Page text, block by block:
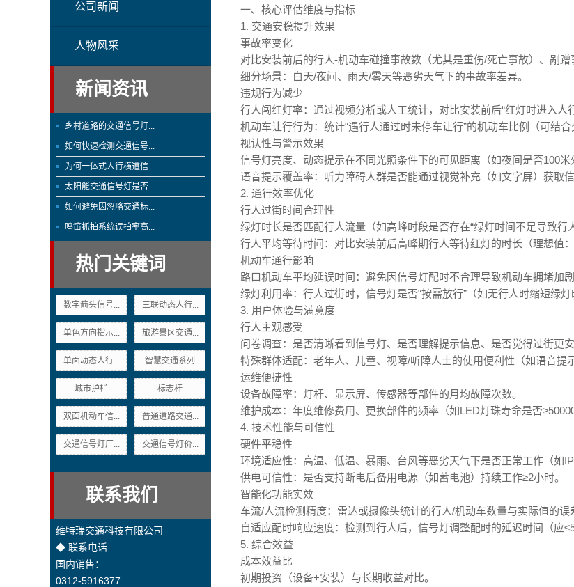
公司新闻
人物风采
新闻资讯
乡村道路的交通信号灯...
如何快速检测交通信号...
为何一体式人行横道信...
太阳能交通信号灯是否...
如何避免因忽略交通标...
鸣笛抓拍系统误拍率高...
热门关键词
数字箭头信号... 三联动态人行...
单色方向指示... 旅游景区交通...
单面动态人行... 智慧交通系列
城市护栏 标志杆
双面机动车信... 普通道路交通...
交通信号灯厂... 交通信号灯价...
联系我们
维特瑞交通科技有限公司
◆ 联系电话
国内销售：
0312-5916377
一、核心评估维度与指标
1. 交通安稳提升效果
事故率变化
对比安装前后的行人-机动车碰撞事故数（尤其是重伤/死亡事故）、剐蹭
细分场景：白天/夜间、雨天/雾天等恶劣天气下的事故率差异。
违规行为减少
行人闯红灯率：通过视频分析或人工统计，对比安装前后“红灯时进入人
机动车让行行为：统计“遇行人通过时未停车让行”的机动车比例（可结合
视认性与警示效果
信号灯亮度、动态提示在不同光照条件下的可见距离（如夜间是否100米
语音提示覆盖率：听力障碍人群是否能通过视觉补充（如文字屏）获取信
2. 通行效率优化
行人过街时间合理性
绿灯时长是否匹配行人流量（如高峰时段是否存在“绿灯时间不足导致行
行人平均等待时间：对比安装前后高峰期行人等待红灯的时长（理想值：
机动车通行影响
路口机动车平均延误时间：避免因信号灯配时不合理导致机动车拥堵加剧
绿灯利用率：行人过街时，信号灯是否“按需放行”（如无行人时缩短绿灯
3. 用户体验与满意度
行人主观感受
问卷调查：是否清晰看到信号灯、是否理解提示信息、是否觉得过街更安
特殊群体适配：老年人、儿童、视障/听障人士的使用便利性（如语音提
运维便捷性
设备故障率：灯杆、显示屏、传感器等部件的月均故障次数。
维护成本：年度维修费用、更换部件的频率（如LED灯珠寿命是否≥50000
4. 技术性能与可信性
硬件平稳性
环境适应性：高温、低温、暴雨、台风等恶劣天气下是否正常工作（如IP
供电可信性：是否支持断电后备用电源（如蓄电池）持续工作≥2小时。
智能化功能实效
车流/人流检测精度：雷达或摄像头统计的行人/机动车数量与实际值的误
自适应配时响应速度：检测到行人后，信号灯调整配时的延迟时间（应≤5
5. 综合效益
成本效益比
初期投资（设备+安装）与长期收益对比。